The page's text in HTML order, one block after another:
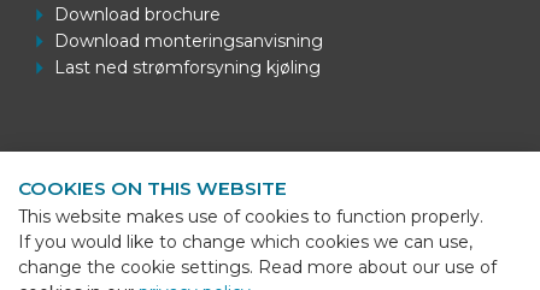
Download brochure
Download monteringsanvisning
Last ned strømforsyning kjøling
BEKS Systems
Meerheide 58
5521 DZ Eersel
COOKIES ON THIS WEBSITE
This website makes use of cookies to function properly.
If you would like to change which cookies we can use,
change the cookie settings. Read more about our use of